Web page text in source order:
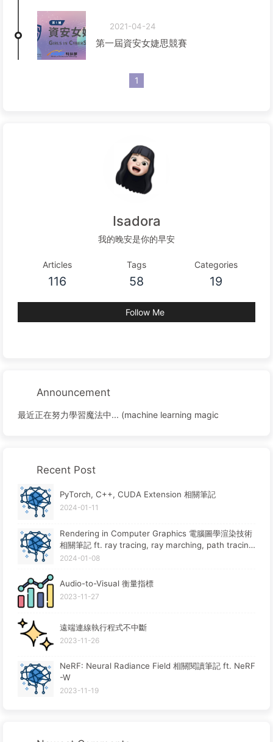
2021-04-24
第一屆資安女婕思競賽
1
Isadora
我的晚安是你的早安
Articles
116
Tags
58
Categories
19
Follow Me
Announcement
最近正在努力學習魔法中... (machine learning magic
Recent Post
PyTorch, C++, CUDA Extension 相關筆記
2024-01-11
Rendering in Computer Graphics 電腦圖學渲染技術
相關筆記 ft. ray tracing, ray marching, path tracin
g, rasterization
2024-01-08
Audio-to-Visual 衡量指標
2023-11-27
遠端連線執行程式不中斷
2023-11-26
NeRF: Neural Radiance Field 相關閱讀筆記 ft. NeRF
-W
2023-11-19